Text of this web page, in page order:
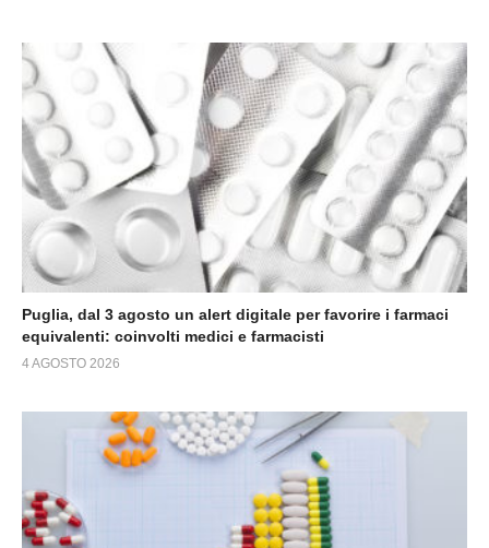
Puglia, dal 3 agosto un alert digitale per favorire i farmaci
equivalenti: coinvolti medici e farmacisti
4 AGOSTO 2026